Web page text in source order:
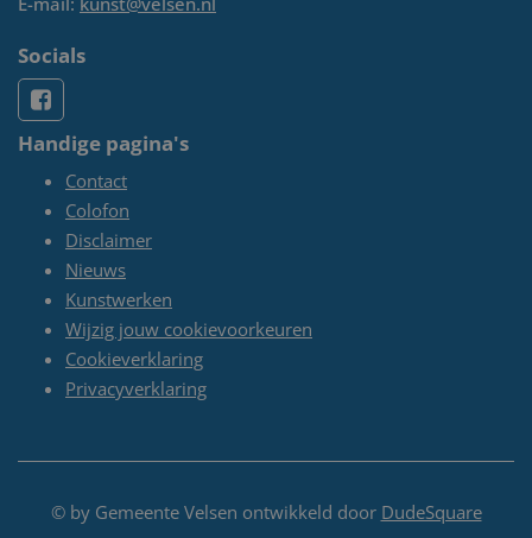
Socials
Handige pagina's
Contact
Colofon
Disclaimer
Nieuws
Kunstwerken
Wijzig jouw cookievoorkeuren
Cookieverklaring
Privacyverklaring
© by Gemeente Velsen ontwikkeld door DudeSquare